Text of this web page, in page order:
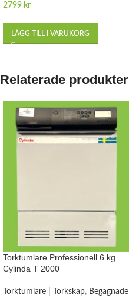
2799 kr
LÄGG TILL I VARUKORG
Relaterade produkter
Torktumlare Professionell 6 kg
Cylinda T 2000
Torktumlare | Torkskap, Begagnade